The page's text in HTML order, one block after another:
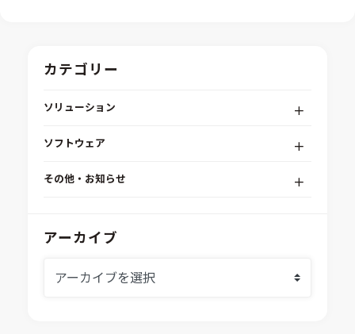
カテゴリー
ソリューション
組込みソフトウェア開発プラットフォーム
システムシミュレーション
ソフトウェア
modeFRONTIER
Ansys SCADE
その他・お知らせ
IDAJからのお知らせ
アーカイブ